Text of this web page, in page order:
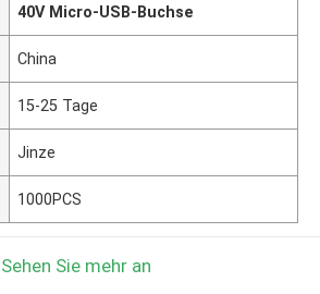
40V Micro-USB-Buchse
China
15-25 Tage
Jinze
1000PCS
Sehen Sie mehr an